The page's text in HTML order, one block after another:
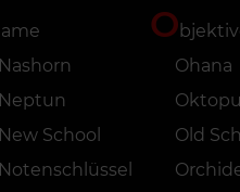
ame
Nashorn
Neptun
New School
Notenschlüssel
O
Ohana
Old